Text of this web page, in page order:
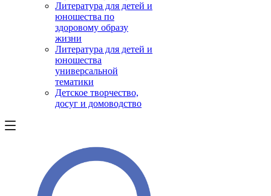
Литература для детей и
юношества по
здоровому образу
жизни
Литература для детей и
юношества
универсальной
тематики
Детское творчество,
досуг и домоводство